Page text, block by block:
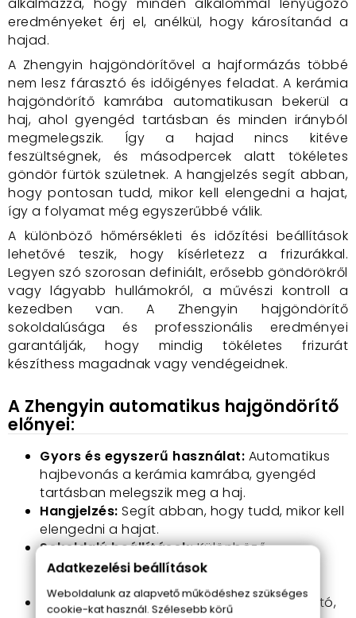
eredményeket érj el, anélkül, hogy károsítanád a
hajad.
A Zhengyin hajgöndörítővel a hajformázás többé
nem lesz fárasztó és időigényes feladat. A kerámia
hajgöndörítő kamrába automatikusan bekerül a
haj, ahol gyengéd tartásban és minden irányból
megmelegszik. Így a hajad nincs kitéve
feszültségnek, és másodpercek alatt tökéletes
göndör fürtök születnek. A hangjelzés segít abban,
hogy pontosan tudd, mikor kell elengedni a hajat,
így a folyamat még egyszerűbbé válik.
A különböző hőmérsékleti és időzítési beállítások
lehetővé teszik, hogy kísérletezz a frizurákkal.
Legyen szó szorosan definiált, erősebb göndörökről
vagy lágyabb hullámokról, a művészi kontroll a
kezedben van. A Zhengyin hajgöndörítő
sokoldalúsága és professzionális eredményei
garantálják, hogy mindig tökéletes frizurát
készíthess magadnak vagy vendégeidnek.
A Zhengyin automatikus hajgöndörítő
előnyei:
Gyors és egyszerű használat: Automatikus
hajbevonás a kerámia kamrába, gyengéd
tartásban melegszik meg a haj.
Hangjelzés: Segít abban, hogy tudd, mikor kell
elengedni a hajat.
Sokoldalú beállítások:Különböző
hőmérsékleti és időzítési lehetőségek a
változatos frizurákhoz.
Professzionális eredmények:Hosszan tartó,
Adatkezelési beállítások
Weboldalunk az alapvető működéshez szükséges
cookie-kat használ. Szélesebb körű